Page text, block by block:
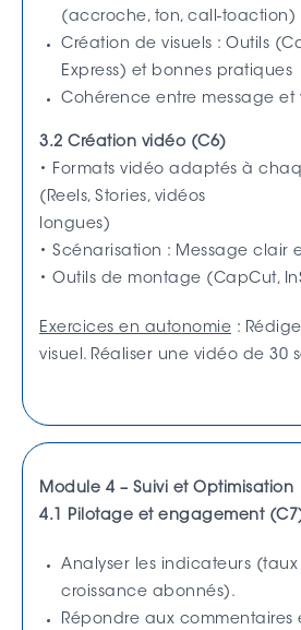
(accroche, ton, call-toaction)
Création de visuels : Outils
Express) et bonnes pratiques
Cohérence entre message et
3.2 Création vidéo (C6)
• Formats vidéo adaptés à
(Reels, Stories, vidéos
longues)
• Scénarisation : Message clair
• Outils de montage (CapCut,
Exercices en autonomie :
visuel. Réaliser une vidéo de 30
Module 4 – Suivi et Optimisation
4.1 Pilotage et engagement
Analyser les indicateurs
croissance abonnés).
Répondre aux commentaires